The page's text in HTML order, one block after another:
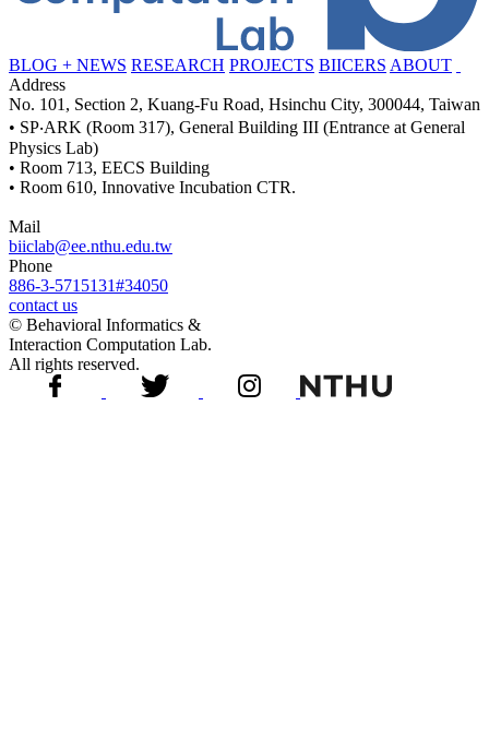
BLOG + NEWS RESEARCH PROJECTS BIICERS ABOUT
Address
No. 101, Section 2, Kuang-Fu Road, Hsinchu City, 300044, Taiwan
• SP‧ARK (Room 317), General Building III (Entrance at General
Physics Lab)
• Room 713, EECS Building
• Room 610, Innovative Incubation CTR.
Mail
biiclab@ee.nthu.edu.tw
Phone
886-3-5715131#34050
contact us
© Behavioral Informatics &
Interaction Computation Lab.
All rights reserved.